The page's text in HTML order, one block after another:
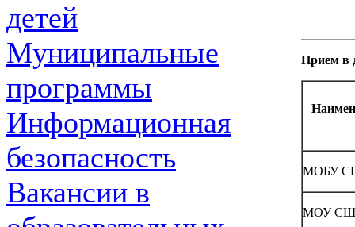
детей
Муниципальные
программы
Информационная
безопасность
Вакансии в
Прием в
МОБУ
МОУ СШ